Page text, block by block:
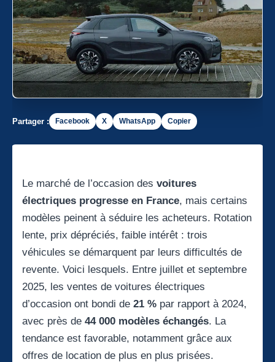
Partager : Facebook X WhatsApp Copier
Le marché de l’occasion des voitures
électriques progresse en France, mais certains
modèles peinent à séduire les acheteurs. Rotation
lente, prix dépréciés, faible intérêt : trois
véhicules se démarquent par leurs difficultés de
revente. Voici lesquels. Entre juillet et septembre
2025, les ventes de voitures électriques
d’occasion ont bondi de 21 % par rapport à 2024,
avec près de 44 000 modèles échangés. La
tendance est favorable, notamment grâce aux
offres de location de plus en plus prisées.